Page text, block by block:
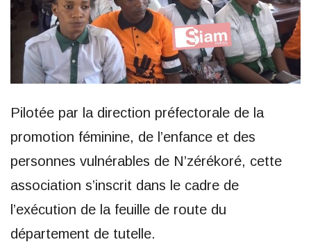
Pilotée par la direction préfectorale de la
promotion féminine, de l’enfance et des
personnes vulnérables de N’zérékoré, cette
association s’inscrit dans le cadre de
l’exécution de la feuille de route du
département de tutelle.